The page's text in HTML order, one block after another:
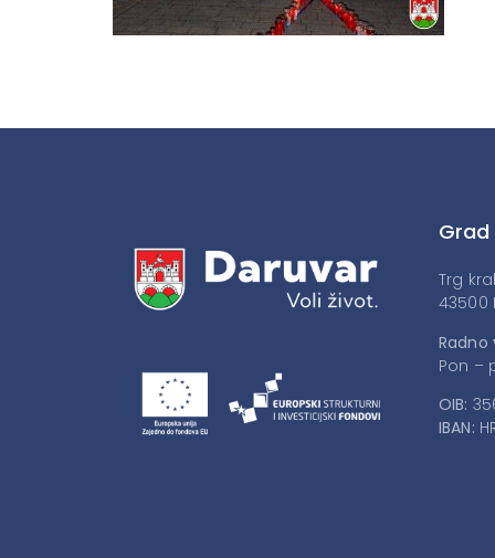
Grad
Trg
43500
Radno
Pon –
OIB:
IBAN: